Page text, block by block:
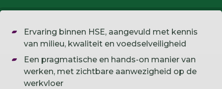
Ervaring binnen HSE, aangevuld met kennis
van milieu, kwaliteit en voedselveiligheid
Een pragmatische en hands-on manier van
werken, met zichtbare aanwezigheid op de
werkvloer